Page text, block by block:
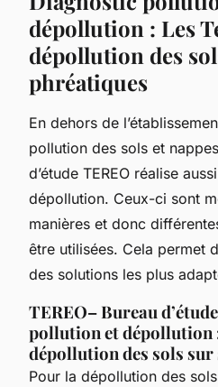
dépollution : Les
dépollution des
phréatiques
En dehors de
pollution des sols et
d’étude TEREO réalise
dépollution. Ceux-ci sont
manières et donc
être utilisées. Cela permet
des solutions les plus
TEREO– Bureau
pollution et dépollution
dépollution des sols sur
Pour la dépollution des